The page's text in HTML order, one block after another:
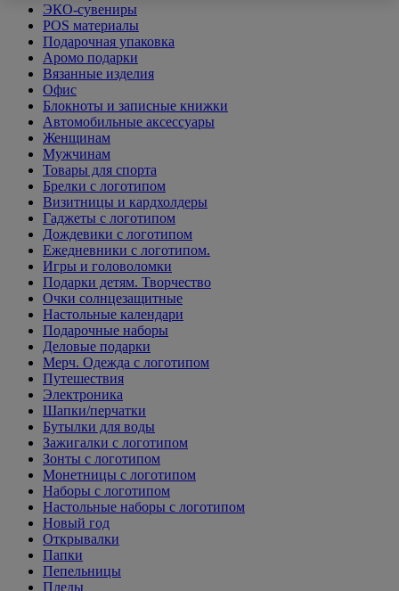
ЭКО-сувениры
POS материалы
Подарочная упаковка
Аромо подарки
Вязанные изделия
Офис
Блокноты и записные книжки
Автомобильные аксессуары
Женщинам
Мужчинам
Товары для спорта
Брелки с логотипом
Визитницы и кардхолдеры
Гаджеты с логотипом
Дождевики с логотипом
Ежедневники с логотипом.
Игры и головоломки
Подарки детям. Творчество
Очки солнцезащитные
Настольные календари
Подарочные наборы
Деловые подарки
Мерч. Одежда с логотипом
Путешествия
Электроника
Шапки/перчатки
Бутылки для воды
Зажигалки с логотипом
Зонты с логотипом
Монетницы с логотипом
Наборы с логотипом
Настольные наборы с логотипом
Новый год
Открывалки
Папки
Пепельницы
Пледы